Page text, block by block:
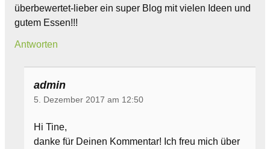
überbewertet-lieber ein super Blog mit vielen Ideen und
gutem Essen!!!
Antworten
admin
5. Dezember 2017 am 12:50
Hi Tine,
danke für Deinen Kommentar! Ich freu mich über